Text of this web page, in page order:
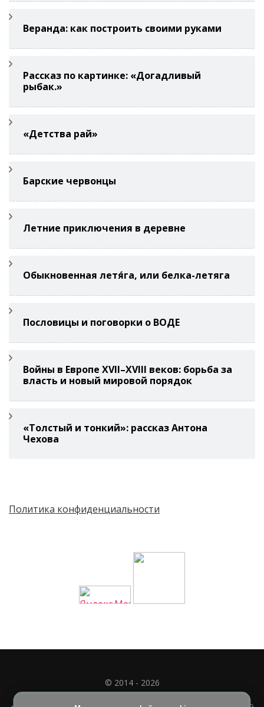
Веранда: как построить своими руками
Рассказ по картинке: «Догадливый
рыбак.»
«Детства рай»
Барские червонцы
Летние приключения в деревне
Обыкновенная летя́га, или белка-летяга
Пословицы и поговорки о ВОДЕ
Войны в Европе XVII–XVIII веков: борьба за
власть и новый мировой порядок
«Толстый и тонкий»: рассказ Антона
Чехова
Политика конфиденциальности
© 2014 - 2026
Полное или частичное использование материала